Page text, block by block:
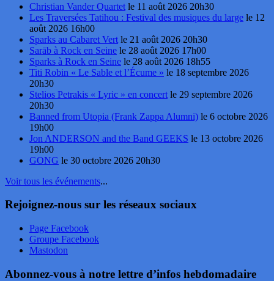
Christian Vander Quartet le 11 août 2026 20h30
Les Traversées Tatihou : Festival des musiques du large le 12
août 2026 16h00
Sparks au Cabaret Vert le 21 août 2026 20h30
Sarāb à Rock en Seine le 28 août 2026 17h00
Sparks à Rock en Seine le 28 août 2026 18h55
Titi Robin « Le Sable et l’Écume » le 18 septembre 2026
20h30
Stelios Petrakis « Lyric » en concert le 29 septembre 2026
20h30
Banned from Utopia (Frank Zappa Alumni) le 6 octobre 2026
19h00
Jon ANDERSON and the Band GEEKS le 13 octobre 2026
19h00
GONG le 30 octobre 2026 20h30
Voir tous les événements...
Rejoignez-nous sur les réseaux sociaux
Page Facebook
Groupe Facebook
Mastodon
Abonnez-vous à notre lettre d’infos hebdomadaire